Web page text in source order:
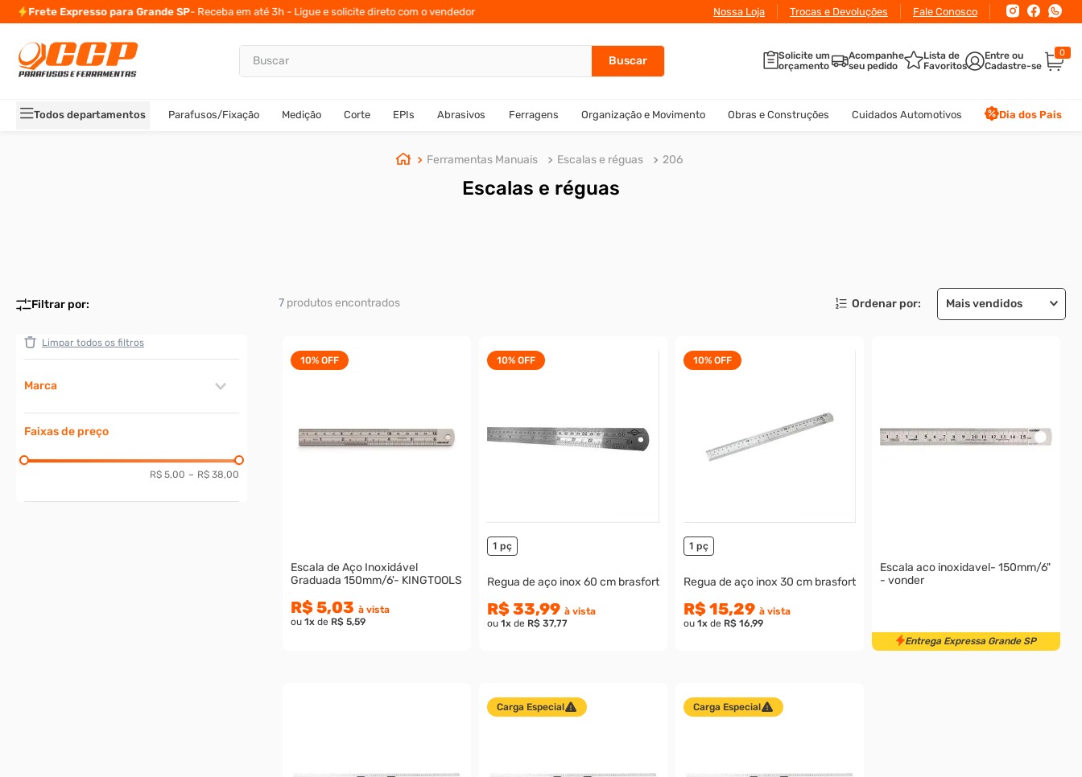
Frete Expresso para Grande SP- Receba em até 3h - Ligue e solicite direto com o vendedor Nossa Loja Trocas e Devoluções Fale Conosco
Buscar
Solicite um
orçamento
Acompanhe
seu pedido
Lista de
Favoritos
0
Todos departamentos Parafusos/Fixação Medição Corte EPIs Abrasivos Ferragens Organização e Movimento Obras e Construções Cuidados Automotivos Dia dos Pais
Ferramentas Manuais Escalas e réguas 206
Escalas e réguas
Marca
MTX
BRASFORT
Faixas de preço
R$ 5,00 – R$ 38,00
7 produtos Mais vendidos
10% OFF
Escala de Aço Inoxidável
Graduada 150mm/6'- KINGTOOLS
R$ 5,03 à vista
ou 1x de R$ 5,59
10% OFF
1 pç
Regua de aço inox 60 cm brasfort
R$ 33,99 à vista
ou 1x de R$ 37,77
10% OFF
1 pç
Regua de aço inox 30 cm brasfort
R$ 15,29 à vista
ou 1x de R$ 16,99
Escala aco inoxidavel- 150mm/6"
- vonder
Entrega Expressa Grande SP
Carga Especial Carga Especial
TERMOS MAIS BUSCADOS
2º
carrinho titanium
10º presto